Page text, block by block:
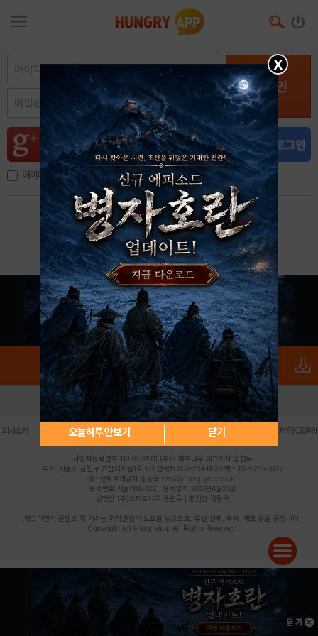
로그인
아이디, 이메일 저장
아이디 / 비밀번호 찾기 회원가입
X
오늘하루 안보기 닫기
로그인 PC버전 전체앱
회사소개 | 개인정보 처리방침 불법촬영물 신고센터 제휴광고문의
사업자등록번호:119-86-61101 (주)스마트나우 대표이사:송현두
주소: 서울시 금천구 가산디지털1로 171 연락처:063-284-8635 팩스:02-6265-0377
청소년보호책임자:김동욱 desk@hungryapp.co.kr
등록번호:서울아02322 | 등록일자:2016년4월25일
발행인:(주)스마트나우 송현두 | 편집인:김동욱
헝그리앱의 콘텐츠 및 기사는 저작권법의 보호를 받으므로, 무단 전재, 복사, 배포 등을 금합니다.
Copyright (c) HungryApp All Rights Reserved.